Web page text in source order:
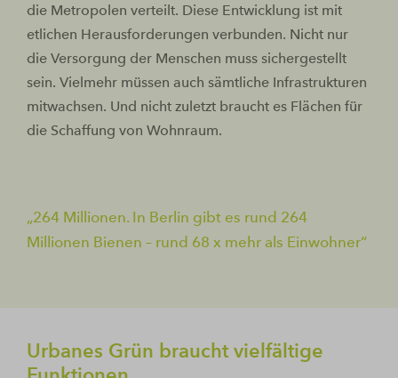
die Metropolen verteilt. Diese Entwicklung ist mit
etlichen Herausforderungen verbunden. Nicht nur
die Versorgung der Menschen muss sichergestellt
sein. Vielmehr müssen auch sämtliche Infrastrukturen
mitwachsen. Und nicht zuletzt braucht es Flächen für
die Schaffung von Wohnraum.
264 Millionen. In Berlin gibt es rund 264
Millionen Bienen – rund 68 x mehr als Einwohner
Urbanes Grün braucht vielfältige